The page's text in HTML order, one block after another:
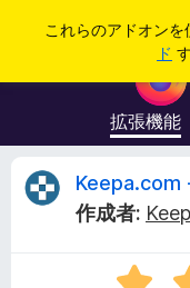
これらのアドオンを
ド
拡張機能
K
Keepa.com
作成者:
5